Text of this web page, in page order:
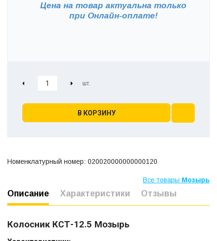
Цена на товар актуальна только
при Онлайн-оплате!
В КОРЗИНУ
Номенклатурный номер: 020020000000000120
Все товары Мозырь
Описание Характеристики Отзывы
Колосник КСТ-12.5 Мозырь